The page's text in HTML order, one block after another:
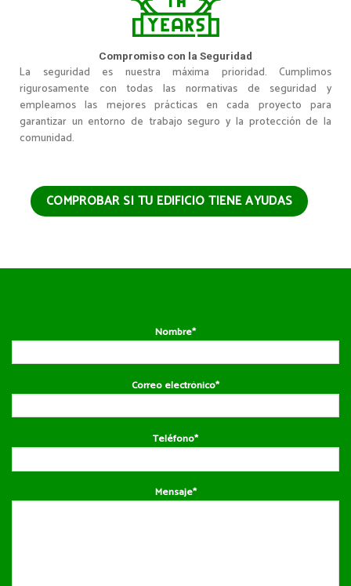
Compromiso con la Seguridad
La seguridad es nuestra máxima prioridad. Cumplimos
rigurosamente con todas las normativas de seguridad y
empleamos las mejores prácticas en cada proyecto para
garantizar un entorno de trabajo seguro y la protección de la
comunidad.
COMPROBAR SI TU EDIFICIO TIENE AYUDAS
Nombre*
Correo electrónico*
Teléfono*
Mensaje*